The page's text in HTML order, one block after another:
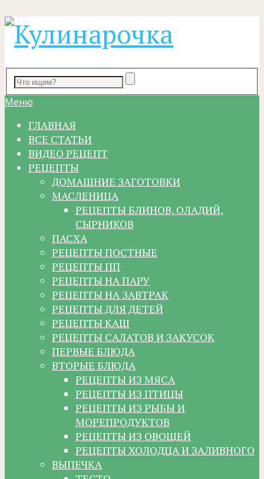
Меню
ГЛАВНАЯ
ВСЕ СТАТЬИ
ВИДЕО РЕЦЕПТ
РЕЦЕПТЫ
ДОМАШНИЕ ЗАГОТОВКИ
МАСЛЕНИЦА
РЕЦЕПТЫ БЛИНОВ, ОЛАДИЙ,
СЫРНИКОВ
ПАСХА
РЕЦЕПТЫ ПОСТНЫЕ
РЕЦЕПТЫ ПП
РЕЦЕПТЫ НА ПАРУ
РЕЦЕПТЫ НА ЗАВТРАК
РЕЦЕПТЫ ДЛЯ ДЕТЕЙ
РЕЦЕПТЫ КАШ
РЕЦЕПТЫ САЛАТОВ И ЗАКУСОК
ПЕРВЫЕ БЛЮДА
ВТОРЫЕ БЛЮДА
РЕЦЕПТЫ ИЗ МЯСА
РЕЦЕПТЫ ИЗ ПТИЦЫ
РЕЦЕПТЫ ИЗ РЫБЫ И
МОРЕПРОДУКТОВ
РЕЦЕПТЫ ИЗ ОВОЩЕЙ
РЕЦЕПТЫ ХОЛОДЦА И ЗАЛИВНОГО
ВЫПЕЧКА